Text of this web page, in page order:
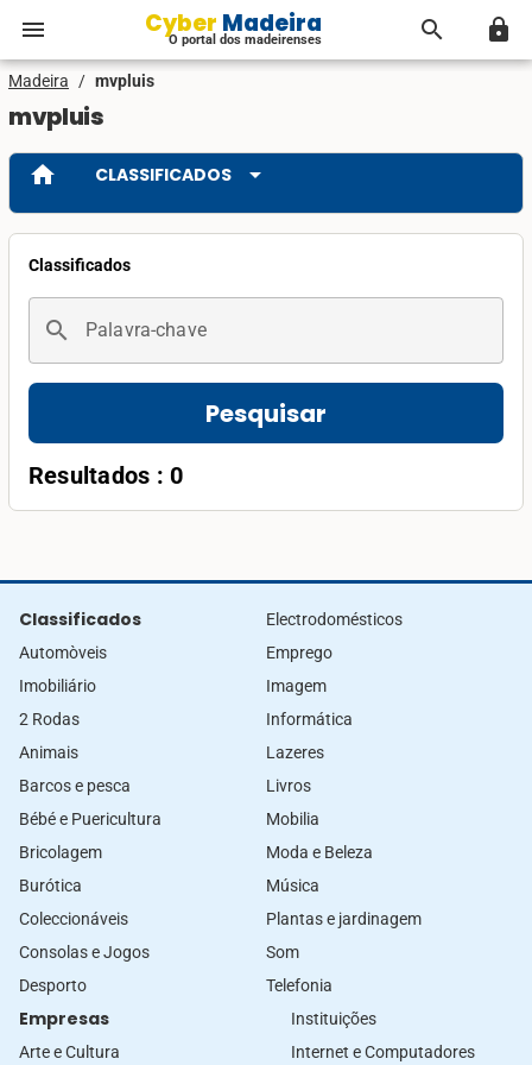
menu Cyber Madeira
O portal dos madeirenses search lock
Madeira / mvpluis
mvpluis
home CLASSIFICADOS arrow_drop_down
Classificados
search Palavra-chave
Pesquisar
Resultados : 0
Classificados
Automòveis
Imobiliário
2 Rodas
Animais
Barcos e pesca
Bébé e Puericultura
Bricolagem
Burótica
Coleccionáveis
Consolas e Jogos
Desporto
Electrodomésticos
Emprego
Imagem
Informática
Lazeres
Livros
Mobilia
Moda e Beleza
Música
Plantas e jardinagem
Som
Telefonia
Empresas
Arte e Cultura
Instituições
Internet e Computadores